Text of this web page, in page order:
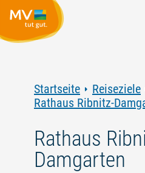
Startseite
Reiseziele
Rathaus Ribnitz-
Rathaus
Damgarten